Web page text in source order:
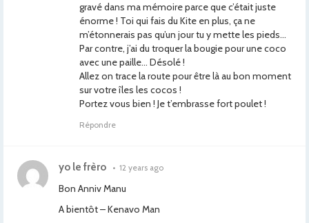
gravé dans ma mémoire parce que c’était juste
énorme ! Toi qui fais du Kite en plus, ça ne
m’étonnerais pas qu’un jour tu y mette les pieds…
Par contre, j’ai du troquer la bougie pour une coco
avec une paille… Désolé !
Allez on trace la route pour être là au bon moment
sur votre îles les cocos !
Portez vous bien ! Je t’embrasse fort poulet !
Répondre
yo le frèro • 12 years ago
Bon Anniv Manu
A bientôt – Kenavo Man